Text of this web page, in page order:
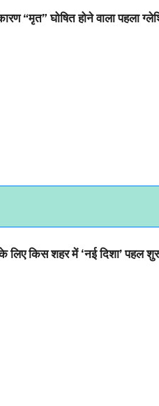
“मृत” घोषित होने वाला पहला
लिए किस शहर में ‘नई दिशा’ पहल